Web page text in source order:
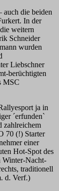
auch die beiden
In der
weitern
Schneider
wurden
Liebschner
berüchtigten
MSC
ja in
´erfunden`
zahlreichem
70 (!) Starter
einer
Hot-Spot des
Winter-Nacht-
traditionell
d. Verf.)